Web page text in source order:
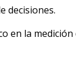
decisiones.
en la medición